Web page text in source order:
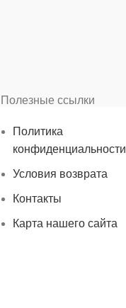
Полезные ссылки
Политика
конфиденциальности
Условия возврата
Контакты
Карта нашего сайта